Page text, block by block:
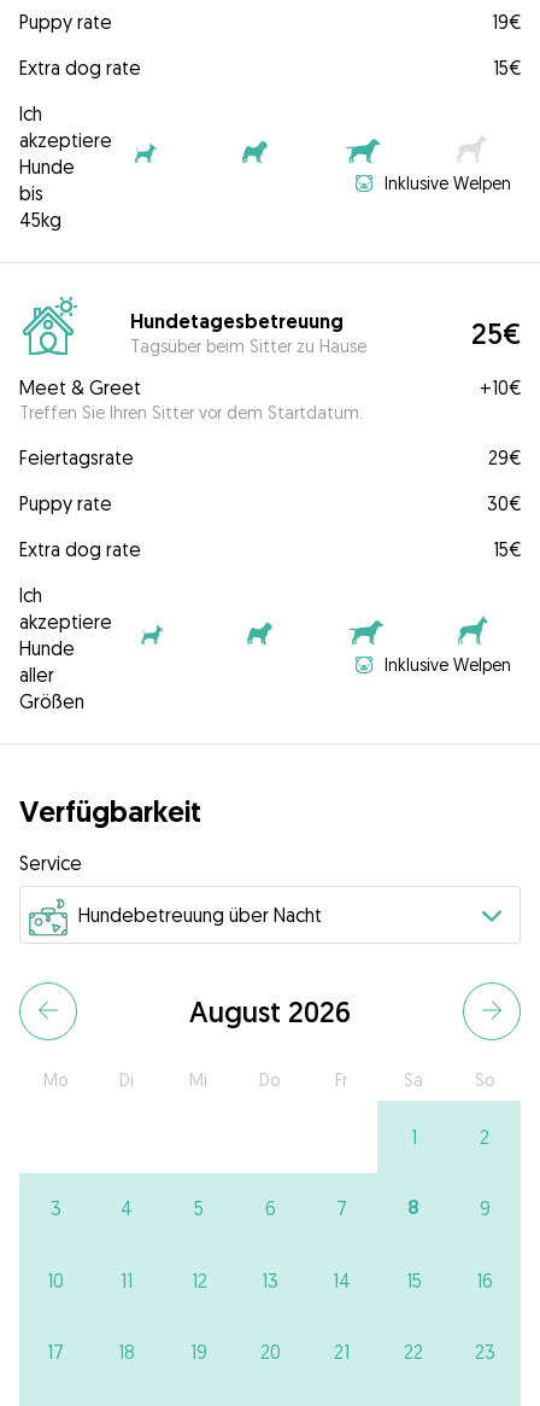
Puppy rate
19€
Extra dog rate
15€
Ich
akzeptiere
Hunde
bis
45kg
Inklusive Welpen
Hundetagesbetreuung
Tagsüber beim Sitter zu Hause 25€
Meet & Greet
Treffen Sie Ihren Sitter vor dem Startdatum.
+10€
Feiertagsrate
29€
Puppy rate
30€
Extra dog rate
15€
Ich
akzeptiere
Hunde
aller
Größen
Inklusive Welpen
Verfügbarkeit
Service
August 2026
Mo Di Mi Do Fr Sa So
1 2
3 4 5 6 7 8 9
10 11 12 13 14 15 16
17 18 19 20 21 22 23